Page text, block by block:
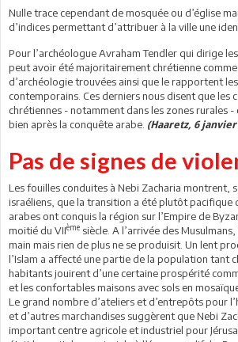
Nulle trace cependant de mosquée ou d’église
d’indices permettant d’attribuer à la ville une
Pour l’archéologue Avraham Tendler qui dirige
peut avoir été majoritairement chrétienne
d’archéologie trouvées ainsi que le rapportent
contemporains. Ces derniers nous disent que les
chrétiennes - notamment dans les zones rurales
bien après la conquête arabe. (Haaretz, 6 janvier
Pas de signes de
Les fouilles conduites à Nebi Zacharia montrent,
israéliens, que la transition a été plutôt pacifique
arabes ont conquis la région sur l’Empire de
moitié du VIIème siècle. A l’arrivée des
main mais rien de plus ne se produisit. Un lent
l’Islam a affecté une partie de la population tant
habitants jouirent d’une certaine prospérité
et les confortables maisons avec sols en
Le grand nombre d’ateliers et d’entrepôts pour
et d’autres marchandises suggèrent que Nebi
important centre agricole et industriel pour